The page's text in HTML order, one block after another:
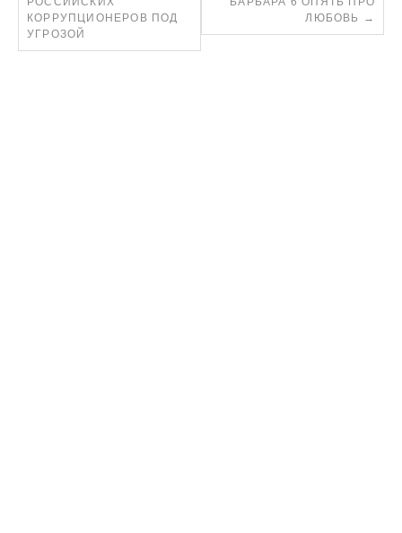
КОРРУПЦИОНЕРОВ ПОД
УГРОЗОЙ
ЛЮБОВЬ →